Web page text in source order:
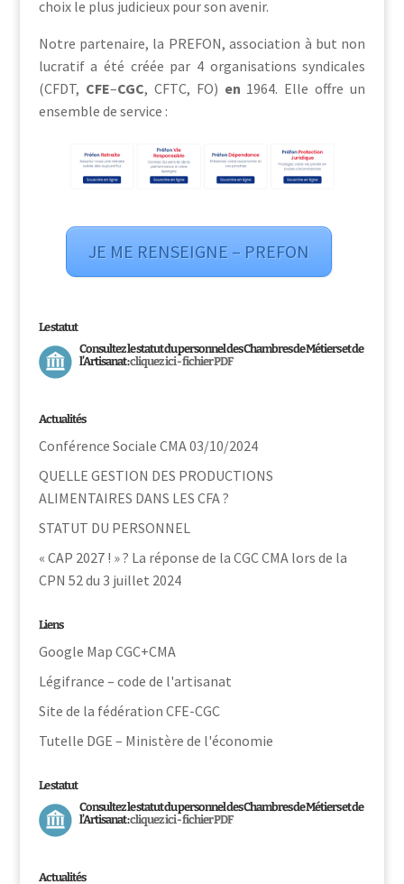
choix le plus judicieux pour son avenir.
Notre partenaire, la PREFON, association à but non
lucratif a été créée par 4 organisations syndicales
(CFDT, CFE–CGC, CFTC, FO) en 1964. Elle offre un
ensemble de service :
JE ME RENSEIGNE – PREFON
Le statut
Consultez le statut du personnel des Chambres de Métiers et de
l’Artisanat :cliquez ici - fichier PDF
Actualités
Conférence Sociale CMA 03/10/2024
QUELLE GESTION DES PRODUCTIONS
ALIMENTAIRES DANS LES CFA ?
STATUT DU PERSONNEL
« CAP 2027 ! » ? La réponse de la CGC CMA lors de la
CPN 52 du 3 juillet 2024
Liens
Google Map CGC+CMA
Légifrance – code de l'artisanat
Site de la fédération CFE-CGC
Tutelle DGE – Ministère de l'économie
Le statut
Consultez le statut du personnel des Chambres de Métiers et de
l’Artisanat :cliquez ici - fichier PDF
Actualités